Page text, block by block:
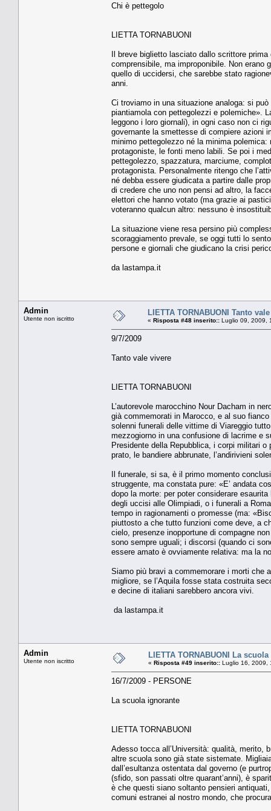
Chi è pettegolo
LIETTA TORNABUONI
Il breve biglietto lasciato dallo scrittore
comprensibile, ma improponibile. Non
quello di uccidersi, che sarebbe stato
anni.
Ci troviamo in una situazione analoga: si
piantiamola con pettegolezzi e polemiche».
leggono i loro giornali), in ogni caso non ci
governante la smettesse di compiere azioni
minimo pettegolezzo né la minima
protagoniste, le fonti meno labili. Se poi i
pettegolezzo, spazzatura, marciume,
protagonista. Personalmente ritengo che
né debba essere giudicata a partire dalle
di credere che uno non pensi ad altro, la
elettori che hanno votato (ma grazie ai
voteranno qualcun altro: nessuno è
La situazione viene resa persino più
scoraggiamento prevale, se oggi tutti lo
persone e giornali che giudicano la crisi
da lastampa.it
Admin
Utente non iscritto
LIETTA TORNABUONI Tanto
« Risposta #48 inserito:: Luglio 09, 2009,
9/7/2009
Tanto vale vivere
LIETTA TORNABUONI
L’autorevole marocchino Nour Dacham in
già commemorati in Marocco, e al suo
solenni funerali delle vittime di Viareggio
mezzogiorno in una confusione di lacrime e
Presidente della Repubblica, i corpi militari
prato, le bandiere abbrunate, l’andirivieni
Il funerale, si sa, è il primo momento
struggente, ma constata pure: «E’ andata
dopo la morte: per poter considerare
degli uccisi alle Olimpiadi, o i funerali a
tempo in ragionamenti o promesse (ma:
piuttosto a che tutto funzioni come deve, a
cielo, presenze inopportune di compagne
sono sempre uguali; i discorsi (quando ci
essere amato è ovviamente relativa: ma la
Siamo più bravi a commemorare i morti che
migliore, se l’Aquila fosse stata costruita
e decine di italiani sarebbero ancora vivi.
da lastampa.it
Admin
Utente non iscritto
LIETTA TORNABUONI La
« Risposta #49 inserito:: Luglio 16, 2009,
16/7/2009 - PERSONE
La scuola ignorante
LIETTA TORNABUONI
Adesso tocca all’Università: qualità, merito,
altre scuola sono già state sistemate.
dall’esultanza ostentata dal governo (e
(sfido, son passati oltre quarant’anni), è
è che questi siano soltanto pensieri
comuni estranei al nostro mondo, che